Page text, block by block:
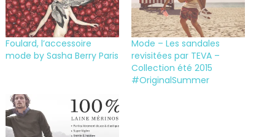
Foulard, l’accessoire
mode by Sasha Berry Paris
Mode – Les sandales
revisitées par TEVA –
Collection été 2015
#OriginalSummer